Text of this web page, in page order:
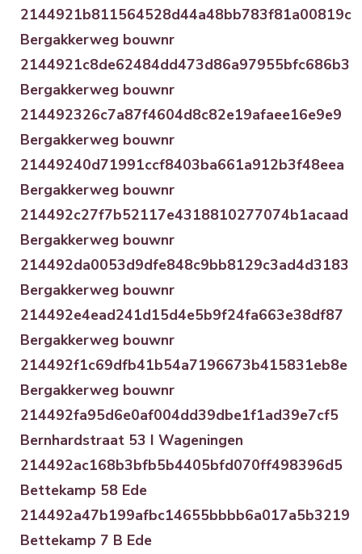
2144921b811564528d44a48bb783f81a00819c
Bergakkerweg bouwnr
2144921c8de62484dd473d86a97955bfc686b3
Bergakkerweg bouwnr
214492326c7a87f4604d8c82e19afaee16e9e9
Bergakkerweg bouwnr
21449240d71991ccf8403ba661a912b3f48eea
Bergakkerweg bouwnr
214492c27f7b52117e4318810277074b1acaad
Bergakkerweg bouwnr
214492da0053d9dfe848c9bb8129c3ad4d3183
Bergakkerweg bouwnr
214492e4ead241d15d4e5b9f24fa663e38df87
Bergakkerweg bouwnr
214492f1c69dfb41b54a7196673b415831eb8e
Bergakkerweg bouwnr
214492fa95d6e0af004dd39dbe1f1ad39e7cf5
Bernhardstraat 53 I Wageningen
214492ac168b3bfb5b4405bfd070ff498396d5
Bettekamp 58 Ede
214492a47b199afbc14655bbbb6a017a5b3219
Bettekamp 7 B Ede